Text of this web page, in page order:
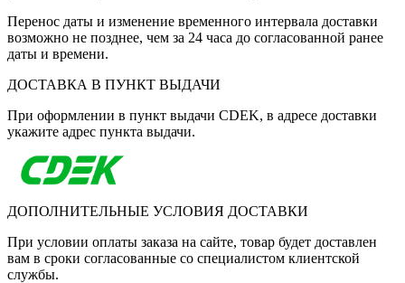
Перенос даты и изменение временного интервала доставки
возможно не позднее, чем за 24 часа до согласованной ранее
даты и времени.
ДОСТАВКА В ПУНКТ ВЫДАЧИ
При оформлении в пункт выдачи CDEK, в адресе доставки
укажите адрес пункта выдачи.
ДОПОЛНИТЕЛЬНЫЕ УСЛОВИЯ ДОСТАВКИ
При условии оплаты заказа на сайте, товар будет доставлен
вам в сроки согласованные со специалистом клиентской
службы.